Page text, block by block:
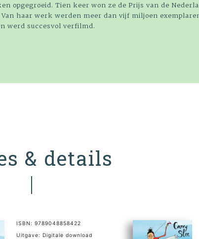
opgegroeid. Tien keer won ze de Prijs van de
Van haar werk werden meer dan vijf miljoen
werd succesvol verfilmd.
& details
ISBN: 9789048858422
Uitgave: Digitale download